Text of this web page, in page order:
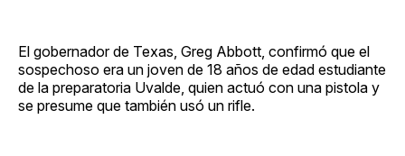
El gobernador de Texas, Greg Abbott, confirmó que el
sospechoso era un joven de 18 años de edad estudiante
de la preparatoria Uvalde, quien actuó con una pistola y
se presume que también usó un rifle.